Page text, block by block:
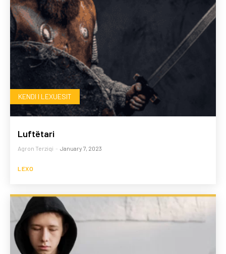
KENDI I LEXUESIT
Luftëtari
Agron Terziqi - January 7, 2023
LEXO